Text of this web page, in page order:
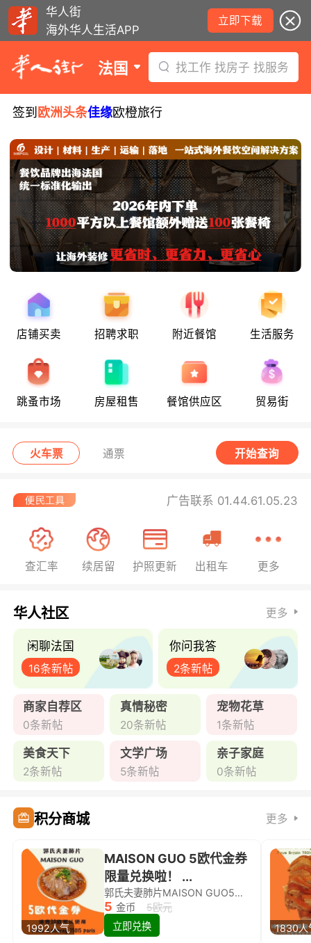
华人街
海外华人生活APP
立即下载
法国 找工作 找房子 找服务
签到 欧洲头条佳缘欧橙旅行
店铺买卖 招聘求职 附近餐馆 生活服务
跳蚤市场 房屋租售 餐馆供应区 贸易街
火车票 通票 开始查询
广告联系 01.44.61.05.23
查汇率 续居留 护照更新 出租车 更多
华人社区 更多
闲聊法国
16条新帖
你问我答
2条新帖
商家自荐区
0条新帖
真情秘密
20条新帖
宠物花草
1条新帖
美食天下
2条新帖
文学广场
5条新帖
亲子家庭
0条新帖
积分商城 更多
1992人气
MAISON GUO 5欧代金券
限量兑换啦！ ...
郭氏夫妻肺片MAISON GUO5欧代金券限量兑换啦！
5 金币
5欧元
立即兑换
1830人